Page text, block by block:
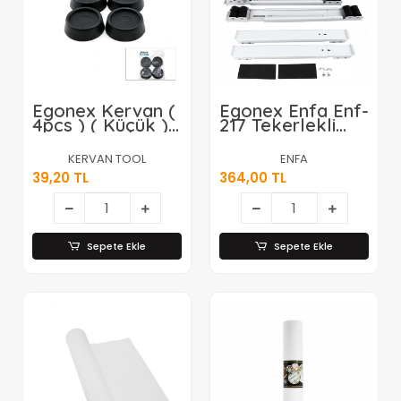
Egonex Kervan (
4pcs ) ( Küçük ) (
Siyah ) Çamaşır
Makine Titreşim
Önleyici Ayak*140
KERVAN TOOL
39,20 TL
Sepete Ekle
Egonex Enfa Enf-
217 Tekerlekli
Taşıma Aparatı (
Mini : 45cm Maxi :
70cm ) (
Max:300kg )*20
ENFA
364,00 TL
Sepete Ekle